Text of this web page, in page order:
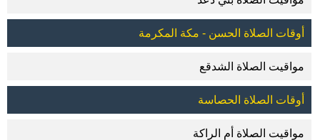
أوقات الصلاة الحسن - مكة المكرمة
مواقيت الصلاة الشدقع
أوقات الصلاة الحصاسة
مواقيت الصلاة أم الراكة